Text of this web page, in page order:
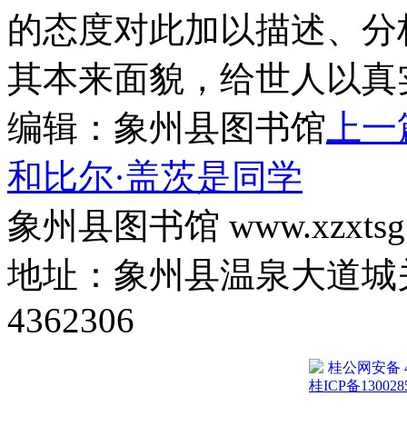
的态度对此加以描述、
其本来面貌，给世人以
编辑：象州县图书馆 上
和比尔·盖茨是同学
象州县图书馆
地址：象州县温泉大道
4362306
桂公网安备
桂ICP备